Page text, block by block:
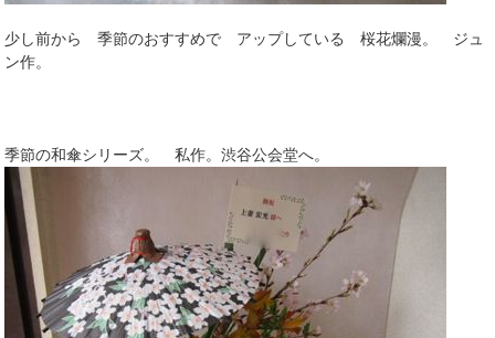
少し前から 季節のおすすめで アップしている 桜花爛漫。 ジュ
ン作。
季節の和傘シリーズ。 私作。渋谷公会堂へ。